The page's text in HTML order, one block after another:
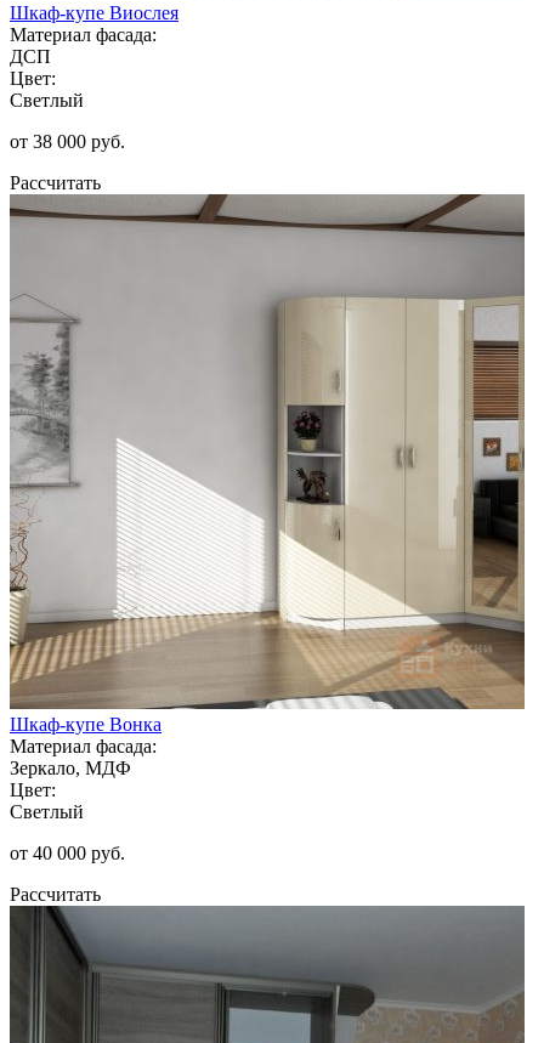
Шкаф-купе Виослея
Материал фасада:
ДСП
Цвет:
Светлый
от 38 000 руб.
Рассчитать
Шкаф-купе Вонка
Материал фасада:
Зеркало, МДФ
Цвет:
Светлый
от 40 000 руб.
Рассчитать